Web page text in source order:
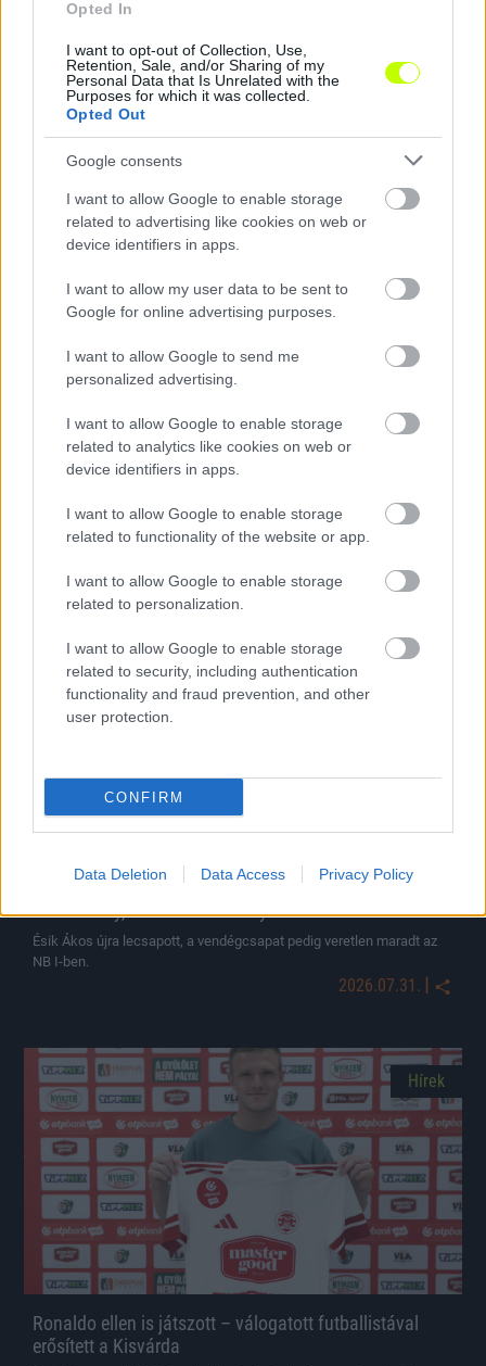
Opted In
I want to opt-out of Collection, Use,
Retention, Sale, and/or Sharing of my
Personal Data that Is Unrelated with the
Purposes for which it was collected.
Opted Out
Google consents
I want to allow Google to enable storage
related to advertising like cookies on web or
device identifiers in apps.
I want to allow my user data to be sent to
Google for online advertising purposes.
I want to allow Google to send me
personalized advertising.
I want to allow Google to enable storage
related to analytics like cookies on web or
device identifiers in apps.
I want to allow Google to enable storage
related to functionality of the website or app.
I want to allow Google to enable storage
related to personalization.
I want to allow Google to enable storage
related to security, including authentication
functionality and fraud prevention, and other
user protection.
CONFIRM
Data Deletion Data Access Privacy Policy
Kisvárdán az Újpest ellen készülnek: Supka Attila
elárulta, mi lehet a siker kulcsa
A hőség is beleszólt a Kisvárda felkészülésébe, de a cél hazai pályán
is a pontszerzés.
2026.08.07. |
Supka Attila megemelte kalapját csapata előtt, Babó
A lefújás után mindkét vezetőedző értékelte a látottakat, de
2026.08.01.
Emberelőny, VAR: Felcsúton nyert a Kisvárda
Ésik Ákos újra lecsapott, a vendégcsapat pedig veretlen maradt az
NB I-ben.
2026.07.31. |
Hírek
Ronaldo ellen is játszott – válogatott futballistával
erősített a Kisvárda